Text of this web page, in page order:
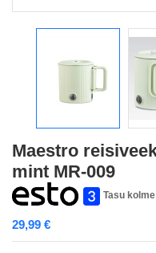
Maestro
mint MR-009
Tasu
29,99 €